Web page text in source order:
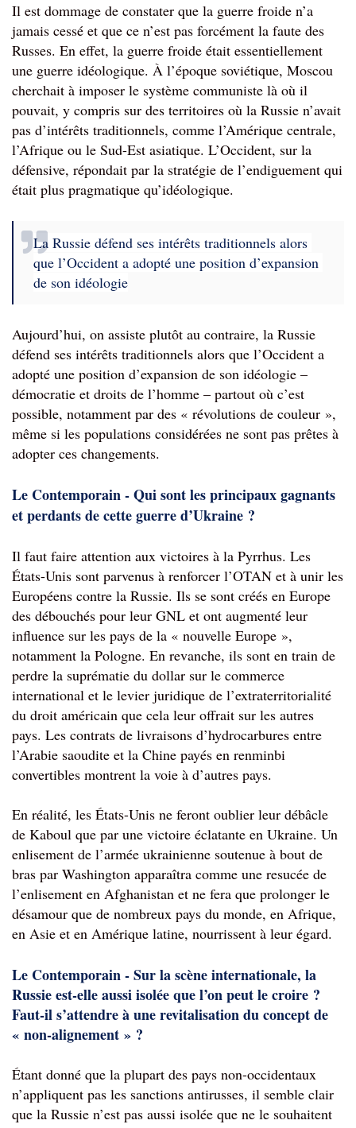
Il est dommage de constater que la guerre froide n’a
jamais cessé et que ce n’est pas forcément la faute des
Russes. En effet, la guerre froide était essentiellement
une guerre idéologique. À l’époque soviétique, Moscou
cherchait à imposer le système communiste là où il
pouvait, y compris sur des territoires où la Russie n’avait
pas d’intérêts traditionnels, comme l’Amérique centrale,
l’Afrique ou le Sud-Est asiatique. L’Occident, sur la
défensive, répondait par la stratégie de l’endiguement qui
était plus pragmatique qu’idéologique.
La Russie défend ses intérêts traditionnels alors
que l’Occident a adopté une position d’expansion
de son idéologie
Aujourd’hui, on assiste plutôt au contraire, la Russie
défend ses intérêts traditionnels alors que l’Occident a
adopté une position d’expansion de son idéologie –
démocratie et droits de l’homme – partout où c’est
possible, notamment par des « révolutions de couleur »,
même si les populations considérées ne sont pas prêtes à
adopter ces changements.
Le Contemporain - Qui sont les principaux gagnants
et perdants de cette guerre d’Ukraine ?
Il faut faire attention aux victoires à la Pyrrhus. Les
États-Unis sont parvenus à renforcer l’OTAN et à unir les
Européens contre la Russie. Ils se sont créés en Europe
des débouchés pour leur GNL et ont augmenté leur
influence sur les pays de la « nouvelle Europe »,
notamment la Pologne. En revanche, ils sont en train de
perdre la suprématie du dollar sur le commerce
international et le levier juridique de l’extraterritorialité
du droit américain que cela leur offrait sur les autres
pays. Les contrats de livraisons d’hydrocarbures entre
l’Arabie saoudite et la Chine payés en renminbi
convertibles montrent la voie à d’autres pays.
En réalité, les États-Unis ne feront oublier leur débâcle
de Kaboul que par une victoire éclatante en Ukraine. Un
enlisement de l’armée ukrainienne soutenue à bout de
bras par Washington apparaîtra comme une resucée de
l’enlisement en Afghanistan et ne fera que prolonger le
désamour que de nombreux pays du monde, en Afrique,
en Asie et en Amérique latine, nourrissent à leur égard.
Le Contemporain - Sur la scène internationale, la
Russie est-elle aussi isolée que l’on peut le croire ?
Faut-il s’attendre à une revitalisation du concept de
« non-alignement » ?
Étant donné que la plupart des pays non-occidentaux
n’appliquent pas les sanctions antirusses, il semble clair
que la Russie n’est pas aussi isolée que ne le souhaitent